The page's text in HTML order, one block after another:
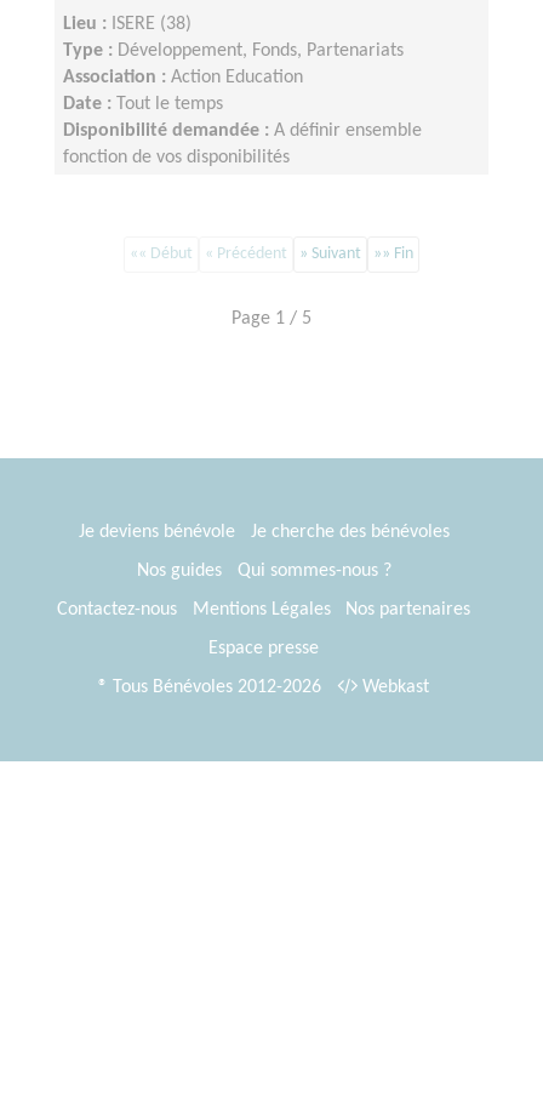
Lieu : ISERE (38)
Type : Développement, Fonds, Partenariats
Association : Action Education
Date :
Tout le temps
Disponibilité demandée : A définir ensemble
fonction de vos disponibilités
«« Début « Précédent » Suivant »» Fin
Page 1 / 5
Je deviens bénévole
Je cherche des bénévoles
Nos guides
Qui sommes-nous ?
Contactez-nous
Mentions Légales
Nos partenaires
Espace presse
® Tous Bénévoles 2012-2026
Webkast